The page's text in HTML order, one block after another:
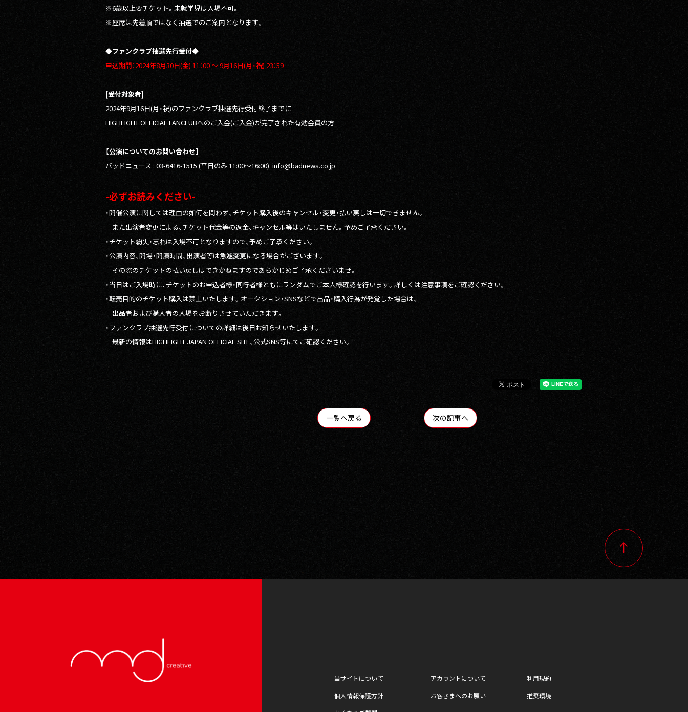
※6歳以上要チケット。未就学児は入場不可。
※座席は先着順ではなく抽選でのご案内となります。
◆ファンクラブ抽選先行受付◆
申込期間：2024年8月30日(金) 11：00 〜 9月16日(月・祝) 23：59
[受付対象者]
2024年9月16日(月・祝)のファンクラブ抽選先行受付終了までに
HIGHLIGHT OFFICIAL FANCLUBへのご入会(ご入金)が完了された有効会員の方
【公演についてのお問い合わせ】
バッドニュース : 03-6416-1515 (平日のみ 11:00〜16:00) info@badnews.co.jp
-必ずお読みください-
・開催公演に関しては理由の如何を問わず、チケット購入後のキャンセル・変更・払い戻しは一切できません。
また出演者変更による、チケット代金等の返金、キャンセル等はいたしません。予めご了承ください。
・チケット紛失・忘れは入場不可となりますので、予めご了承ください。
・公演内容、開場・開演時間、出演者等は急遽変更になる場合がございます。
その際のチケットの払い戻しはできかねますのであらかじめご了承くださいませ。
・当日はご入場時に、チケットのお申込者様・同行者様ともにランダムでご本人様確認を行います。詳しくは注意事項をご確認ください。
・転売目的のチケット購入は禁止いたします。オークション・SNSなどで出品・購入行為が発覚した場合は、
出品者および購入者の入場をお断りさせていただきます。
・ファンクラブ抽選先行受付についての詳細は後日お知らせいたします。
最新の情報はHIGHLIGHT JAPAN OFFICIAL SITE、公式SNS等にてご確認ください。
一覧へ戻る 次の記事へ
当サイトについて アカウントについて
利用規約
個人情報保護方針
お客さまへのお願い
推奨環境